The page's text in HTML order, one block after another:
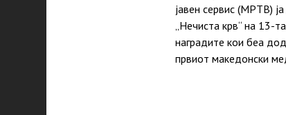
јавен сервис (МРТВ)
„Нечиста крв“ на 13-
нaградите кои беа
првиот македонски